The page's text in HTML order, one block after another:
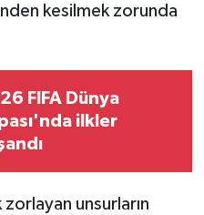
kesilmek zorunda
FIFA Dünya
ilkler
unsurların